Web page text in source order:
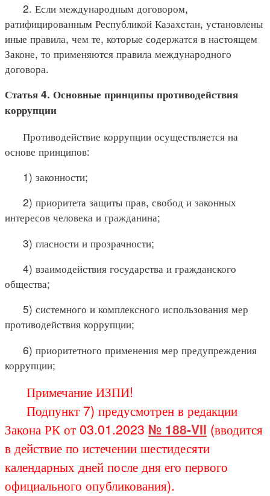
2. Если международным договором,
ратифицированным Республикой Казахстан, установлены
иные правила, чем те, которые содержатся в настоящем
Законе, то применяются правила международного
договора.
Статья 4. Основные принципы противодействия
коррупции
Противодействие коррупции осуществляется на
основе принципов:
1) законности;
2) приоритета защиты прав, свобод и законных
интересов человека и гражданина;
3) гласности и прозрачности;
4) взаимодействия государства и гражданского
общества;
5) системного и комплексного использования мер
противодействия коррупции;
6) приоритетного применения мер предупреждения
коррупции;
Примечание ИЗПИ!
Подпункт 7) предусмотрен в редакции
Закона РК от 03.01.2023 № 188-VII (вводится
в действие по истечении шестидесяти
календарных дней после дня его первого
официального опубликования).